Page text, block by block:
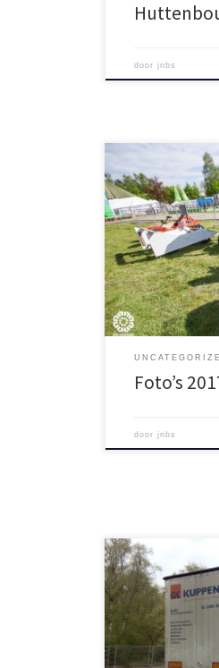
doorjnbs
Cranendonck in
van het
liefs 259 foto’s!
de avond ervoor,
Foto’s
doorjnbs
Morgenmiddag
Moorsel te horen
startsein geven
Zorg dat je je op